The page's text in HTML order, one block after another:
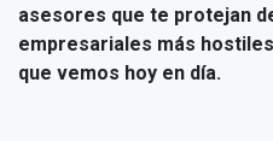
asesores que te protejan
empresariales más
que vemos hoy en día.